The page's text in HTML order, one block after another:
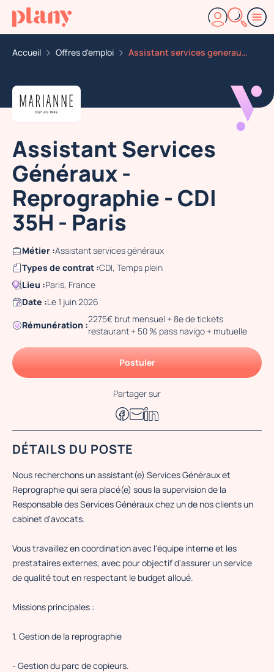
Accueil Offres d'emploi Assistant services generaux reprographie CDI 35h paris
Assistant Services
Généraux -
Reprographie - CDI
35H - Paris
Métier :Assistant services généraux
Types de contrat :CDI, Temps plein
Lieu :Paris, France
Date :Le 1 juin 2026
Rémunération :
2275€ brut mensuel + 8e de tickets
restaurant + 50 % pass navigo + mutuelle
Postuler
Partager sur
DÉTAILS DU POSTE
Nous recherchons un assistant(e) Services Généraux et
Reprographie qui sera placé(e) sous la supervision de la
Responsable des Services Généraux chez un de nos clients un
cabinet d'avocats.
Vous travaillez en coordination avec l'équipe interne et les
prestataires externes, avec pour objectif d'assurer un service
de qualité tout en respectant le budget alloué.
Missions principales :
1. Gestion de la reprographie
- Gestion du parc de copieurs.